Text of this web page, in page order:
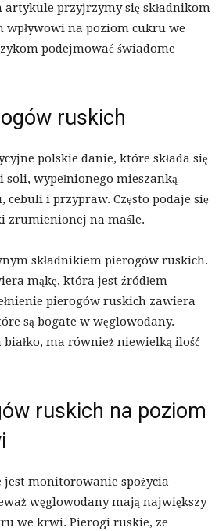
przyjrzymy się składnikom
na poziom cukru we
podejmować świadome
ruskich
polskie danie, które składa się
soli, wypełnionego mieszanką
i przypraw. Często podaje się
zrumienionej na maśle.
składnikiem pierogów ruskich.
mąkę, która jest źródłem
pierogów ruskich zawiera
są bogate w węglowodany.
ma również niewielką ilość
ruskich na poziom
jest monitorowanie spożycia
węglowodany mają największy
we krwi. Pierogi ruskie, ze